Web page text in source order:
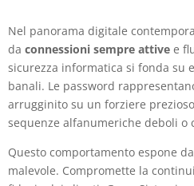
Nel panorama digitale
da connessioni sempre attive e
sicurezza informatica si fonda su
banali. Le password
arrugginito su un forziere
sequenze alfanumeriche deboli o
Questo comportamento espone
malevole. Compromette la